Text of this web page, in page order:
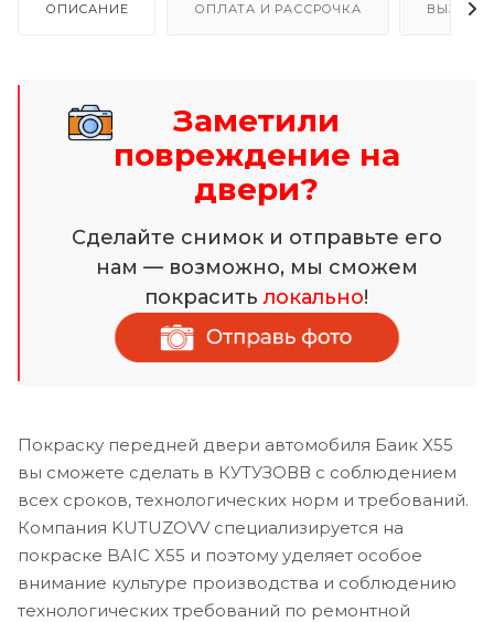
ОПИСАНИЕ ОПЛАТА И РАССРОЧКА ВЫЗОВ
Заметили
повреждение на
двери?
Сделайте снимок и отправьте его
нам — возможно, мы сможем
покраситьлокально!
Покраску передней двери автомобиля Баик X55
вы сможете сделать в КУТУЗОВВ с соблюдением
всех сроков, технологических норм и требований.
Компания KUTUZOVV специализируется на
покраске BAIC X55 и поэтому уделяет особое
внимание культуре производства и соблюдению
технологических требований по ремонтной